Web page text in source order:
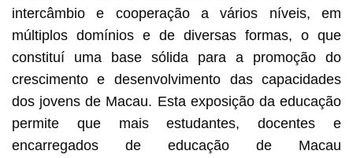
intercâmbio e cooperação a vários níveis, em
múltiplos domínios e de diversas formas, o que
constituí uma base sólida para a promoção do
crescimento e desenvolvimento das capacidades
dos jovens de Macau. Esta exposição da educação
permite que mais estudantes, docentes e
encarregados de educação de Macau